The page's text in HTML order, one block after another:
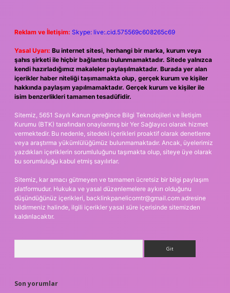
Reklam ve İletişim: Skype: live:.cid.575569c608265c69
Yasal Uyarı: Bu internet sitesi, herhangi bir marka, kurum veya
şahıs şirketi ile hiçbir bağlantısı bulunmamaktadır. Sitede yalnızca
kendi hazırladığımız makaleler paylaşılmaktadır. Burada yer alan
içerikler haber niteliği taşımamakta olup, gerçek kurum ve kişiler
hakkında paylaşım yapılmamaktadır. Gerçek kurum ve kişiler ile
isim benzerlikleri tamamen tesadüfidir.
Sitemiz, 5651 Sayılı Kanun gereğince Bilgi Teknolojileri ve İletişim
Kurumu (BTK) tarafından onaylanmış bir Yer Sağlayıcı olarak hizmet
vermektedir. Bu nedenle, sitedeki içerikleri proaktif olarak denetleme
veya araştırma yükümlülüğümüz bulunmamaktadır. Ancak, üyelerimiz
yazdıkları içeriklerin sorumluluğunu taşımakta olup, siteye üye olarak
bu sorumluluğu kabul etmiş sayılırlar.
Sitemiz, kar amacı gütmeyen ve tamamen ücretsiz bir bilgi paylaşım
platformudur. Hukuka ve yasal düzenlemelere aykırı olduğunu
düşündüğünüz içerikleri, backlinkpanelicomtr@gmail.com adresine
bildirmeniz halinde, ilgili içerikler yasal süre içerisinde sitemizden
kaldırılacaktır.
Son yorumlar